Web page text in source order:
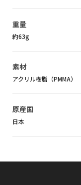
重量
約63g
素材
アクリル樹脂（PMMA）
原産国
日本